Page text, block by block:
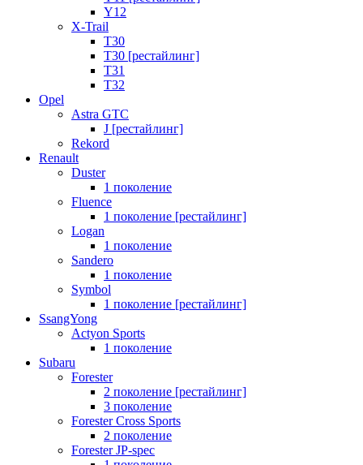
Y12
X-Trail
T30
T30 [рестайлинг]
T31
T32
Opel
Astra GTC
J [рестайлинг]
Rekord
Renault
Duster
1 поколение
Fluence
1 поколение [рестайлинг]
Logan
1 поколение
Sandero
1 поколение
Symbol
1 поколение [рестайлинг]
SsangYong
Actyon Sports
1 поколение
Subaru
Forester
2 поколение [рестайлинг]
3 поколение
Forester Cross Sports
2 поколение
Forester JP-spec